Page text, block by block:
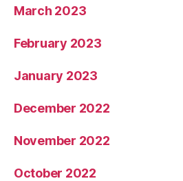
March 2023
February 2023
January 2023
December 2022
November 2022
October 2022